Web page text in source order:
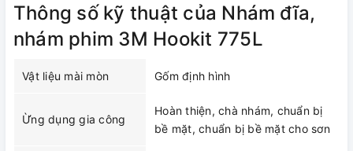
Thông số kỹ thuật của Nhám đĩa,
nhám phim 3M Hookit 775L
Vật liệu mài mòn Gốm định hình
Ừng dụng gia công
Hoàn thiện, chà nhám, chuẩn bị
bề mặt, chuẩn bị bề mặt cho sơn